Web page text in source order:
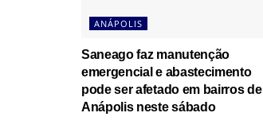
ANÁPOLIS
Saneago faz manutenção
emergencial e abastecimento
pode ser afetado em bairros de
Anápolis neste sábado